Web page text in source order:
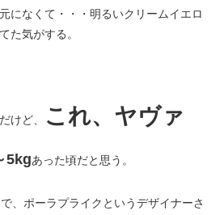
になくて・・・明るいクリームイエロ
た気がする。
けど、
これ、ヤヴァ
5kgあった頃だと思う。
、ポーラプライクというデザイナーさ